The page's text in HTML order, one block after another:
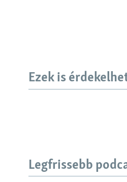
Ezek is
Legfrissebb